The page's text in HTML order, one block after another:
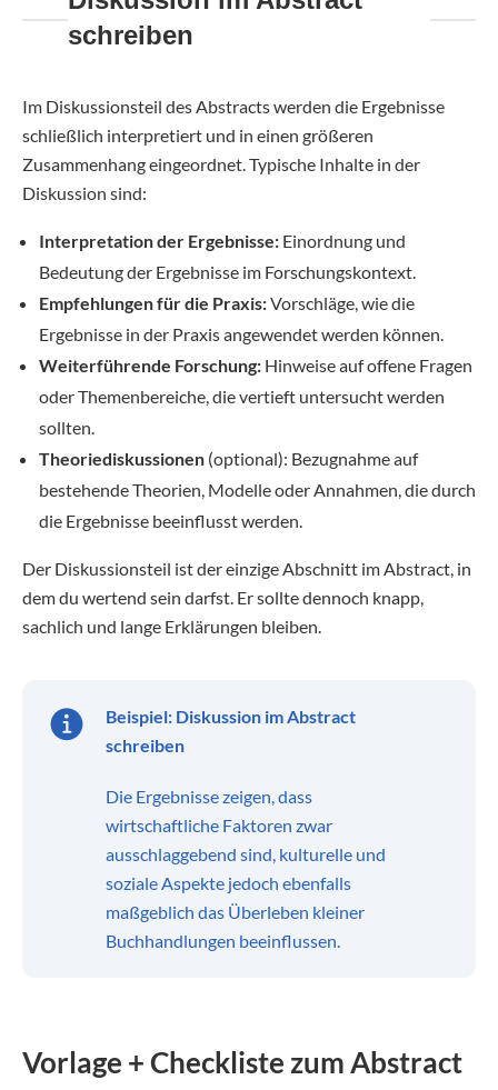
schreiben
Im Diskussionsteil des Abstracts werden die Ergebnisse
schließlich interpretiert und in einen größeren
Zusammenhang eingeordnet. Typische Inhalte in der
Diskussion sind:
Interpretation der Ergebnisse: Einordnung und
Bedeutung der Ergebnisse im Forschungskontext.
Empfehlungen für die Praxis:Vorschläge, wie die
Ergebnisse in der Praxis angewendet werden können.
Weiterführende Forschung: Hinweise auf offene Fragen
oder Themenbereiche, die vertieft untersucht werden
sollten.
Theoriediskussionen (optional): Bezugnahme auf
bestehende Theorien, Modelle oder Annahmen, die durch
die Ergebnisse beeinflusst werden.
Der Diskussionsteil ist der einzige Abschnitt im Abstract, in
dem du wertend sein darfst. Er sollte dennoch knapp,
sachlich und lange Erklärungen bleiben.
Beispiel: Diskussion im Abstract
schreiben
Die Ergebnisse zeigen, dass
wirtschaftliche Faktoren zwar
ausschlaggebend sind, kulturelle und
soziale Aspekte jedoch ebenfalls
maßgeblich das Überleben kleiner
Buchhandlungen beeinflussen.
Vorlage + Checkliste zum Abstract